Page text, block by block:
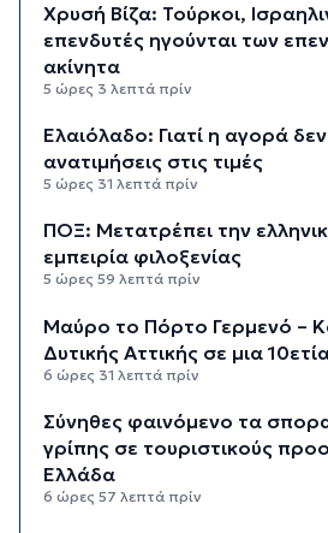
Χρυσή Βίζα: Τούρκοι,
επενδυτές ηγούνται των
ακίνητα
5 ώρες 3 λεπτά πρίν
Ελαιόλαδο: Γιατί η αγορά
ανατιμήσεις στις τιμές
5 ώρες 31 λεπτά πρίν
ΠΟΞ: Μετατρέπει την
εμπειρία φιλοξενίας
5 ώρες 59 λεπτά πρίν
Μαύρο το Πόρτο Γερμενό –
Δυτικής Αττικής σε μια
6 ώρες 31 λεπτά πρίν
Σύνηθες φαινόμενο τα
γρίπης σε τουριστικούς
Ελλάδα
6 ώρες 57 λεπτά πρίν